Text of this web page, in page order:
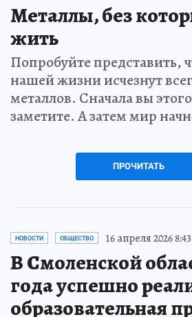
Металлы, без
жить
Попробуйте представить,
нашей жизни исчезнут
металлов. Сначала вы
заметите. А затем мир
ПРОЧИТАТЬ
НОВОСТИ ОБЩЕСТВО 16 апреля 2026 8:43
В Смоленской
года успешно
образовательная